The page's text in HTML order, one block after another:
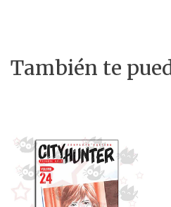
También te